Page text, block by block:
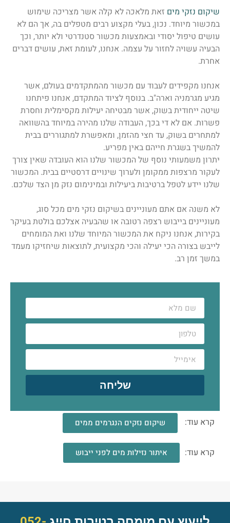
שיקום נזקי מים זאת מלאכה לא קלה אשר מצריכה שימוש
במכשור מיוחד. נכון, בעלי מקצוע רבים מטפלים בה, אך הם לא
עושים טיפול יסודי ובאמצעות מכשור סטנדרטי ולא יותר, וכך
הבעיה עשויה לחזור על עצמה. אנחנו, לעומת זאת, עושים דברים
אחרת.
אנחנו מקפידים לעבוד עם מכשור מהמתקדמים בעולם, אשר
מגיע מגרמניה וארה"ב. בנוסף לציוד המתקדם, אנחנו פיתחנו
שיטה ייחודית בשוק, אשר מבטיחה יעילות מקסימלית וחסרת
פשרות. אם לא די בכך, העבודה שלנו מהירה במיוחד בהשוואה
למתחרים בשוק, עד חצי מהזמן, ומאפשרת למתגוררים בבית
להמשיך בשגרת חייהם באין מפריע.
יתרון משמעותי נוסף של המכשור שלנו הוא העובדה שאין צורך
לעקור מרצפות ממקומן ולערוך שינויים דרסטיים בבית. המכשור
שלנו יידע לטפל ברטיבות ביעילות ובמינימום נזק מן הצד שלכם.
לא משנה אם אתם מעוניינים בשיקום נזקי מים מכל סוג,
מעוניינים בייבוש רצפה רטובה או שהבעיה אצלכם בולטת בעיקר
בקירות, אנחנו ניקח את המכשור המיוחד שלנו ואת המומחים
לייבש בצורה הכי יעילה והכי מקצועית, לתוצאות שיחזיקו מעמד
במשך זמן רב.
שליחה
קרא עוד: שיקום נזקים הנגרמים ממים
קרא עוד: איתור נזילות מים לפני ייבוש